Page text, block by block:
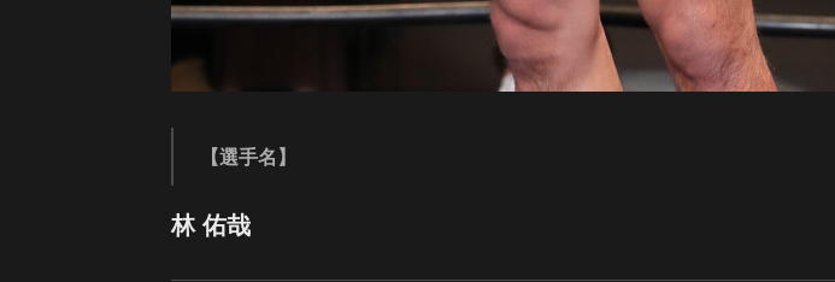
【選手名】
林 佑哉